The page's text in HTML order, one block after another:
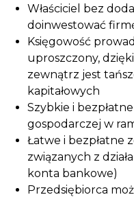
Właściciel bez
doinwestować
Księgowość
uproszczony,
zewnątrz jest
kapitałowych
Szybkie i
gospodarczej w
Łatwe i bezpłatne
związanych z
konta bankowe)
Przedsiębiorca